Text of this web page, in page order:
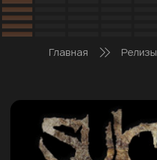
Главная Релизы